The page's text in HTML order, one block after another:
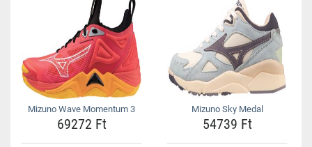
Mizuno Wave Momentum 3
69272 Ft
Mizuno Sky Medal
54739 Ft